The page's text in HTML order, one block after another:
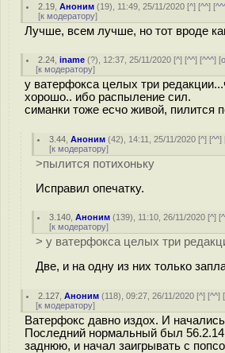
2.19 ,Аноним (19), 11:49, 25/11/2020 [^] [^^] [
[к модератору]
Лучше, всем лучше, но тот вроде
2.24 ,iname (?), 12:37, 25/11/2020 [^] [^^] [^^^] [
[к модератору]
у ватерфокса целых три
хорошо.. ибо распыление сил.
симанки тоже есчо живой, пилится
3.44 ,Аноним (42), 14:11, 25/11/2020 [^] [^^]
[к модератору]
>пылится потихоньку
Исправил опечатку.
3.140 ,Аноним (139), 11:10, 26/11/2020 [^] [
[к модератору]
> у ватерфокса целых три
Две, и на одну из них только
2.127 ,Аноним (118), 09:27, 26/11/2020 [^] [^^] [
[к модератору]
Ватерфокс давно издох. И
Последний нормальный был
заднюю, и начал заигрывать с